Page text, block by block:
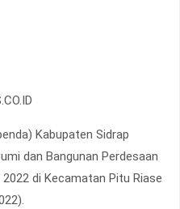
Kabupaten Sidrap
dan Bangunan Perdesaan
di Kecamatan Pitu Riase